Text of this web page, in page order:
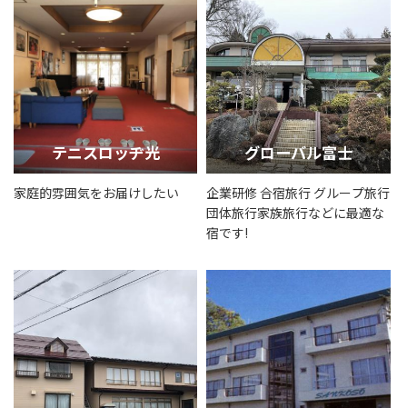
テニスロッヂ光
家庭的雰囲気をお届けしたい
グローバル富士
企業研修 合宿旅行 グループ旅行
団体旅行家族旅行などに最適な
宿です!